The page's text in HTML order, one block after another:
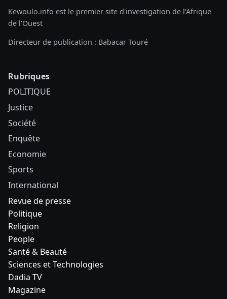
Kewoulo.info est le premier site d'investigation de l'Afrique
de l'Ouest
Directeur de publication : Babacar Touré
Rubriques
POLITIQUE
Justice
Société
Enquête
Economie
Sports
International
Revue de presse
Politique
Religion
People
Santé & Beauté
Sciences et Technologies
Dadia TV
Magazine